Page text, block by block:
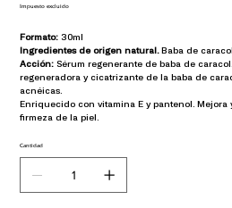
Impuesto excluido
Formato: 30ml
Ingredientes de origen natural. Baba de
Acción: Sérum regenerante de baba de
regeneradora y cicatrizante de la baba de
acnéicas.
Enriquecido con vitamina E y pantenol.
firmeza de la piel.
Cantidad